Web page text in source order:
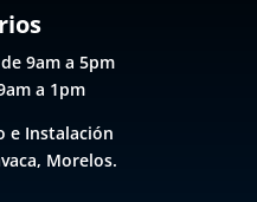
9am a 5pm
a 1pm
e Instalación
Morelos.